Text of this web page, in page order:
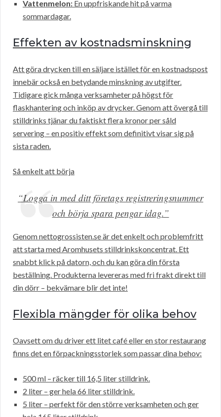
Vattenmelon: En uppfriskande hit på varma
sommardagar.
Effekten av kostnadsminskning
Att göra drycken till en säljare istället för en kostnadspost
innebär också en betydande minskning av utgifter.
Tidigare gick många verksamheter på högst för
flaskhantering och inköp av drycker. Genom att övergå till
stilldrinks tjänar du faktiskt flera kronor per såld
servering – en positiv effekt som definitivt visar sig på
sista raden.
Så enkelt att börja
“Logga in med ditt företags registreringsnummer
och börja spara pengar idag.”
Genom nettogrossisten.se är det enkelt och problemfritt
att starta med Aromhusets stilldrinkskoncentrat. Ett
snabbt klick på datorn, och du kan göra din första
beställning. Produkterna levereras med fri frakt direkt till
din dörr – bekvämare blir det inte!
Flexibla mängder för olika behov
Oavsett om du driver ett litet café eller en stor restaurang
finns det en förpackningsstorlek som passar dina behov:
500 ml – räcker till 16,5 liter stilldrink.
2 liter – ger hela 66 liter stilldrink.
5 liter – perfekt för den större verksamheten och ger